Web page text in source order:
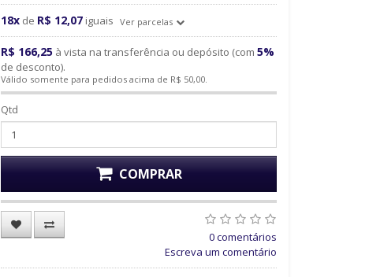
18x de R$ 12,07 iguais Ver parcelas
R$ 166,25 à vista na transferência ou depósito (com 5%
de desconto).
Válido somente para pedidos acima de R$ 50,00.
Qtd
COMPRAR
0 comentários
Escreva um comentário